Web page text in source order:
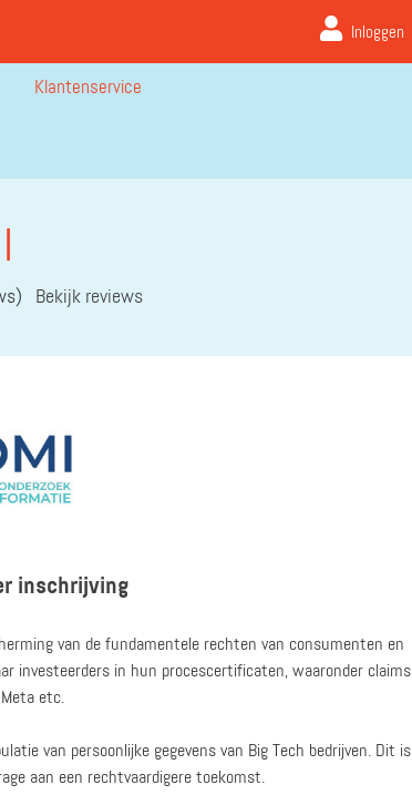
Inloggen
Klantenservice
Bekijk reviews
inschrijving
van de fundamentele rechten van consumenten en
investeerders in hun procescertificaten, waaronder claims
etc.
van persoonlijke gegevens van Big Tech bedrijven. Dit is
aan een rechtvaardigere toekomst.